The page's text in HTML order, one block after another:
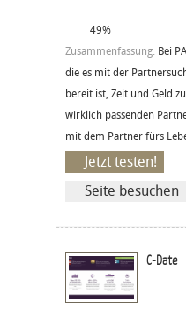
49%
Zusammenfassung: Bei
die es mit der
bereit ist, Zeit und Geld
wirklich passenden
mit dem Partner fürs
Jetzt testen!
Seite besuchen
C-Date